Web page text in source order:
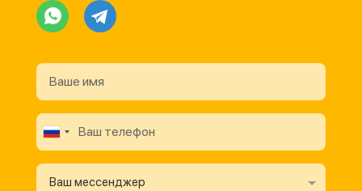
Ваш мессенджер